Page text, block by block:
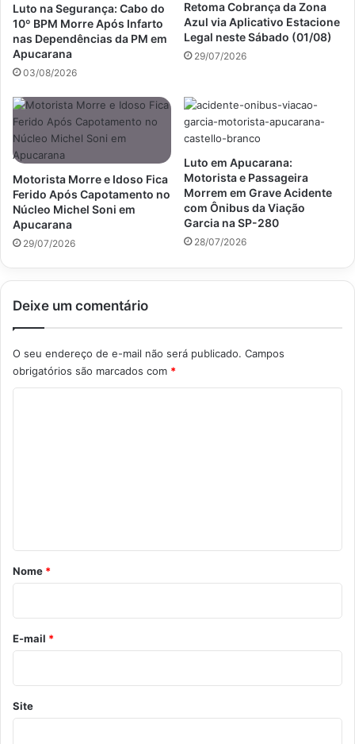
Luto na Segurança: Cabo do
10º BPM Morre Após Infarto
nas Dependências da PM em
Apucarana
03/08/2026
Retoma Cobrança da Zona
Azul via Aplicativo Estacione
Legal neste Sábado (01/08)
29/07/2026
Motorista Morre e Idoso Fica
Ferido Após Capotamento no
Núcleo Michel Soni em
Apucarana
29/07/2026
Luto em Apucarana:
Motorista e Passageira
Morrem em Grave Acidente
com Ônibus da Viação
Garcia na SP-280
28/07/2026
Deixe um comentário
O seu endereço de e-mail não será publicado. Campos
obrigatórios são marcados com *
r
o
*
Nome *
E-mail *
Site